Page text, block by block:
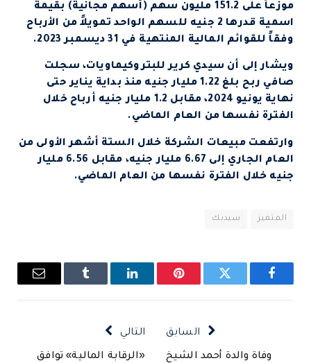
موزعاً على 151.2 مليون سهم (أسهم مجانية) بقيمة
اسمية قدرها 2 جنيه للسهم الواحد تمويلاً من الأرباح
وفقاً للقوائم المالية المنتهية في 31 ديسمبر 2023.
ويشار إلى أن سيدي كرير للبتروكيماويات، سجلت
صافي ربح بلغ 1.22 مليار جنيه منذ بداية يناير حتى
نهاية يونيو 2024، مقابل 1.2 مليار جنيه أرباح خلال
الفترة نفسها من العام الماضي.
وارتفعت مبيعات الشركة خلال الستة أشهر الأولى من
العام الجاري إلى 6.67 مليار جنيه، مقابل 6.56 مليار
جنيه خلال الفترة نفسها من العام الماضي.
المتميز سيدبك
فيسبوك تويتر بينتيريستلينكدإن Tumblr
البريد
السابق
وفاة والدة أحمد الشيخ
التالي
«الرقابة المالية» توافق